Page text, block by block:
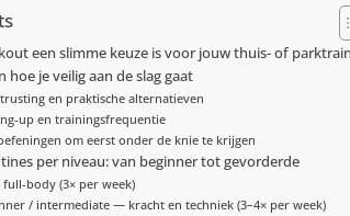
een slimme keuze is voor jouw thuis- of
hoe je veilig aan de slag gaat
en praktische alternatieven
up en trainingsfrequentie
om eerst onder de knie te krijgen
per niveau: van beginner tot gevorderde
body (3× per week)
/ intermediate — kracht en techniek (3–4× per week)